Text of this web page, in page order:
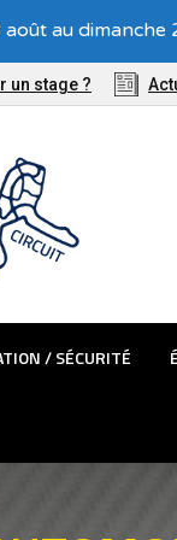
un stage ?
/ SÉCURITÉ
au dimanche
PISTE